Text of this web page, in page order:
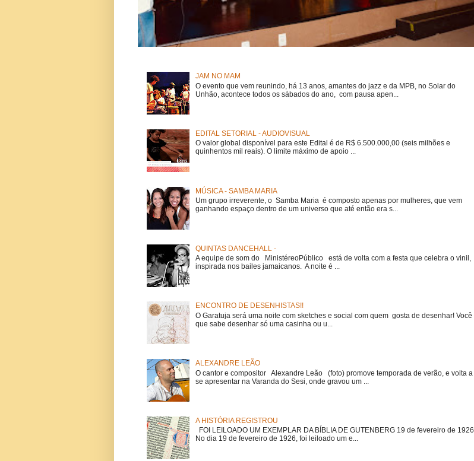
JAM NO MAM
O evento que vem reunindo, há 13 anos, amantes do jazz e da MPB, no Solar do
Unhão, acontece todos os sábados do ano, com pausa apen...
EDITAL SETORIAL - AUDIOVISUAL
O valor global disponível para este Edital é de R$ 6.500.000,00 (seis milhões e
quinhentos mil reais). O limite máximo de apoio ...
MÚSICA - SAMBA MARIA
Um grupo irreverente, o Samba Maria é composto apenas por mulheres, que vem
ganhando espaço dentro de um universo que até então era s...
QUINTAS DANCEHALL -
A equipe de som do MinistéreoPúblico está de volta com a festa que celebra o vinil,
inspirada nos bailes jamaicanos. A noite é ...
ENCONTRO DE DESENHISTAS!!
O Garatuja será uma noite com sketches e social com quem gosta de desenhar! Você
que sabe desenhar só uma casinha ou u...
ALEXANDRE LEÃO
O cantor e compositor Alexandre Leão (foto) promove temporada de verão, e volta a
se apresentar na Varanda do Sesi, onde gravou um ...
A HISTÓRIA REGISTROU
FOI LEILOADO UM EXEMPLAR DA BÍBLIA DE GUTENBERG 19 de fevereiro de 1926
No dia 19 de fevereiro de 1926, foi leiloado um e...